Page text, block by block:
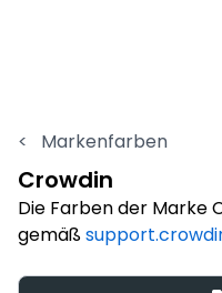
< Markenfarben
Crowdin
Die Farben der Marke
gemäß